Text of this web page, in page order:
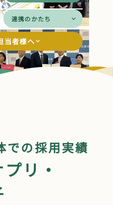
連携のかたち
当者様へ
での採用実績
リ・